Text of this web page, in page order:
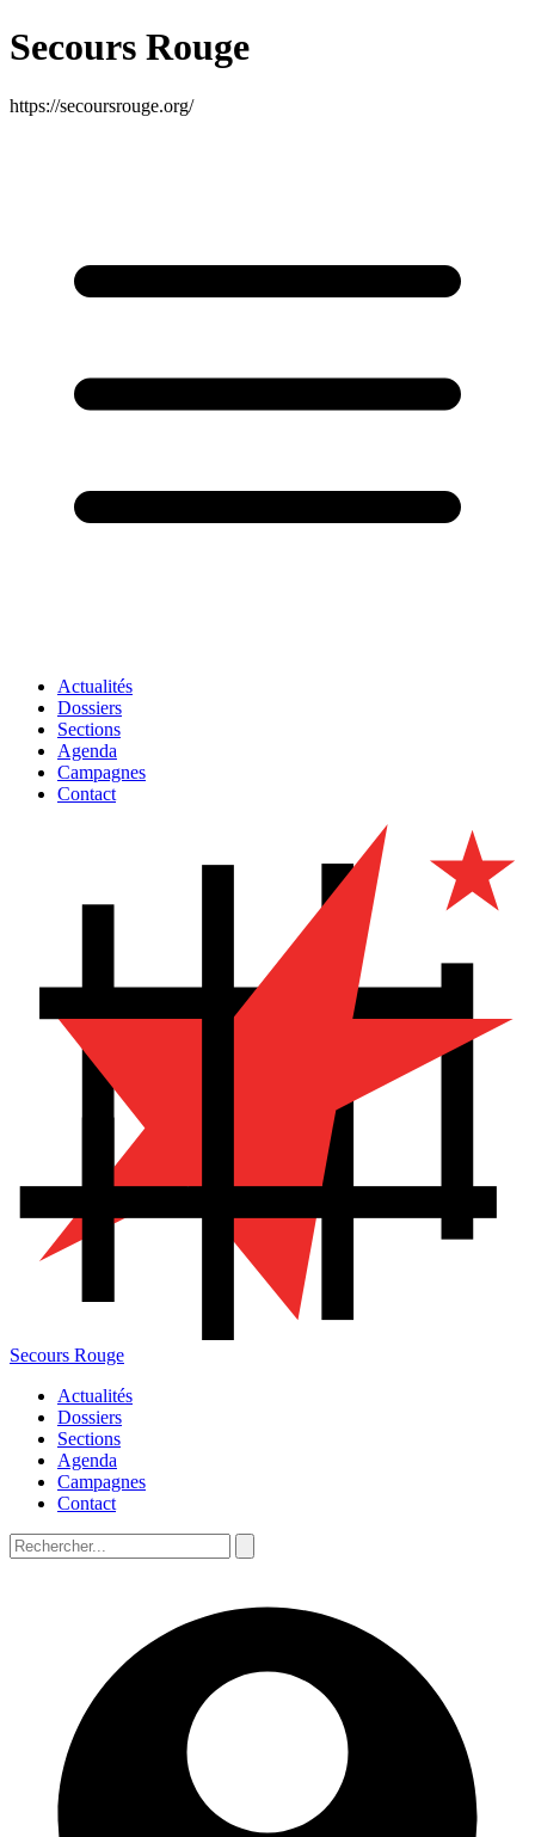
Secours Rouge
https://secoursrouge.org/
Actualités
Dossiers
Sections
Agenda
Campagnes
Contact
Secours Rouge
Actualités
Dossiers
Sections
Agenda
Campagnes
Contact